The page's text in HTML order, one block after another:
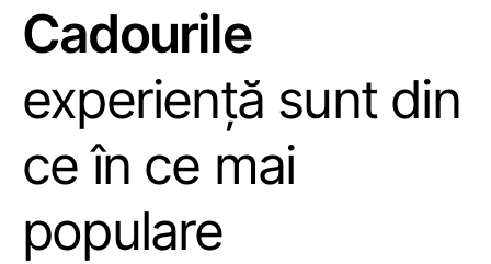
Cadourile
experiență sunt din
ce în ce mai
populare